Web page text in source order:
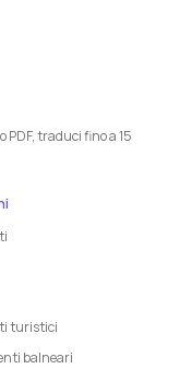
PDF, traduci fino a 15
turistici
balneari